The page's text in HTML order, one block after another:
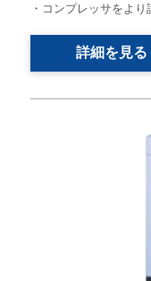
・コンプレッサをよ
詳細を見る